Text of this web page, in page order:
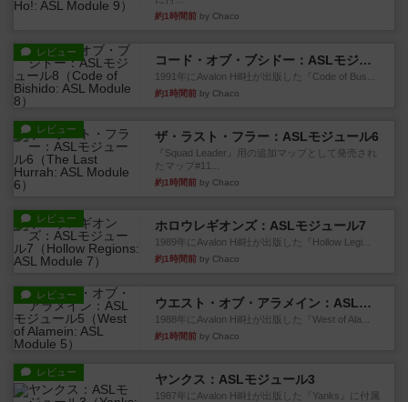
約1時間前 by Chaco
レビュー
コード・オブ・ブシドー：ASLモジュール8
1991年にAvalon Hill社が出版した『Code of Bus...
約1時間前 by Chaco
レビュー ザ・ラスト・フラー：ASLモジュール6
『Squad Leader』用の追加マップとして発売され
たマップ#11...
約1時間前 by Chaco
レビュー ホロウレギオンズ：ASLモジュール7
1989年にAvalon Hill社が出版した『Hollow Legi...
約1時間前 by Chaco
レビュー
ウエスト・オブ・アラメイン：ASLモジュール5
1988年にAvalon Hill社が出版した『West of Ala...
約1時間前 by Chaco
レビュー ヤンクス：ASLモジュール3
1987年にAvalon Hill社が出版した『Yanks』に付属